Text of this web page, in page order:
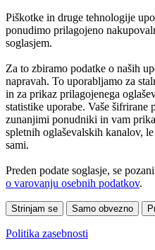
Piškotke in druge tehnologije
ponudimo prilagojeno
soglasjem.
Za to zbiramo podatke o naših
napravah. To uporabljamo za
in za prikaz prilagojenega
statistike uporabe. Vaše
zunanjimi ponudniki in vam
spletnih oglaševalskih kanalov,
sami.
Preden podate soglasje, se
o varovanju osebnih podatkov.
Strinjam se Samo obvezno
Politika zasebnosti